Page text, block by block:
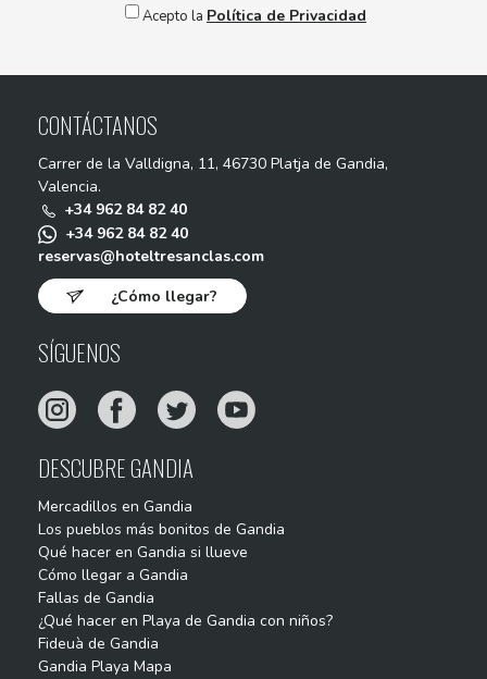
Acepto la Política de Privacidad
CONTÁCTANOS
Carrer de la Valldigna, 11, 46730 Platja de Gandia,
Valencia.
+34 962 84 82 40
+34 962 84 82 40
reservas@hoteltresanclas.com
¿Cómo llegar?
SÍGUENOS
DESCUBRE GANDIA
Mercadillos en Gandia
Los pueblos más bonitos de Gandia
Qué hacer en Gandia si llueve
Cómo llegar a Gandia
Fallas de Gandia
¿Qué hacer en Playa de Gandia con niños?
Fideuà de Gandia
Gandia Playa Mapa